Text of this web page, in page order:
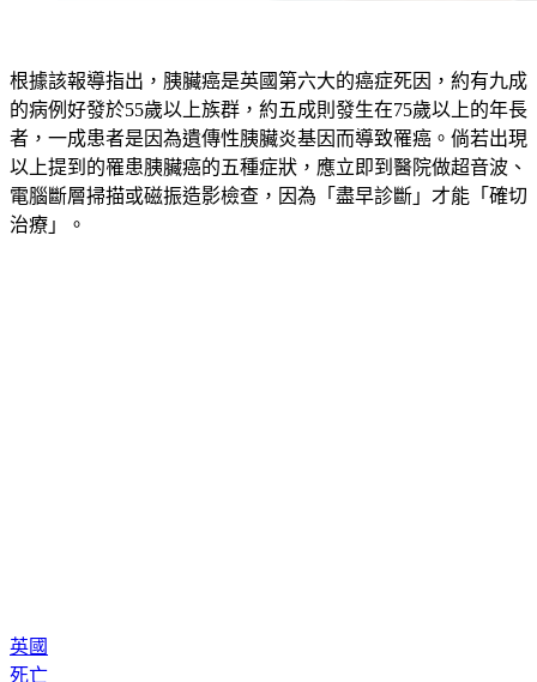
根據該報導指出，胰臟癌是英國第六大的癌症死因，約有九成
的病例好發於55歲以上族群，約五成則發生在75歲以上的年長
者，一成患者是因為遺傳性胰臟炎基因而導致罹癌。倘若出現
以上提到的罹患胰臟癌的五種症狀，應立即到醫院做超音波、
電腦斷層掃描或磁振造影檢查，因為「盡早診斷」才能「確切
英國